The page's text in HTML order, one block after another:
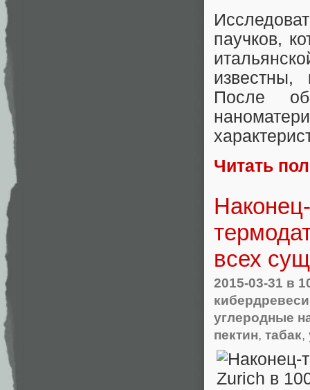
паучков,
известны,
После
Читать
всех
2015-03-31 в
углеродные
пектин, табак,